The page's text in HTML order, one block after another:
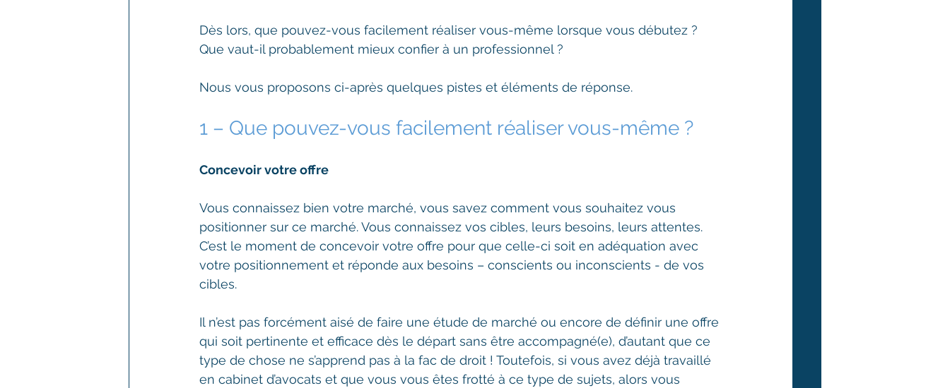
Dès lors, que pouvez-vous facilement réaliser vous-même lorsque vous débutez ?
Que vaut-il probablement mieux confier à un professionnel ?
Nous vous proposons ci-après quelques pistes et éléments de réponse.
1 – Que pouvez-vous facilement réaliser vous-même ?
Concevoir votre offre
Vous connaissez bien votre marché, vous savez comment vous souhaitez vous
positionner sur ce marché. Vous connaissez vos cibles, leurs besoins, leurs attentes.
C’est le moment de concevoir votre offre pour que celle-ci soit en adéquation avec
votre positionnement et réponde aux besoins – conscients ou inconscients - de vos
cibles.
Il n’est pas forcément aisé de faire une étude de marché ou encore de définir une offre
qui soit pertinente et efficace dès le départ sans être accompagné(e), d’autant que ce
type de chose ne s’apprend pas à la fac de droit ! Toutefois, si vous avez déjà travaillé
en cabinet d’avocats et que vous vous êtes frotté à ce type de sujets, alors vous